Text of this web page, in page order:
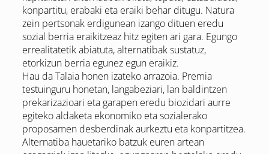
konpartitu, erabaki eta eraiki behar ditugu. Natura
zein pertsonak erdigunean izango dituen eredu
sozial berria eraikitzeaz hitz egiten ari gara. Egungo
errealitatetik abiatuta, alternatibak sustatuz,
etorkizun berria egunez egun eraikiz.
Hau da Talaia honen izateko arrazoia. Premia
testuinguru honetan, langabeziari, lan baldintzen
prekarizazioari eta garapen eredu biozidari aurre
egiteko aldaketa ekonomiko eta sozialerako
proposamen desberdinak aurkeztu eta konpartitzea.
Alternatiba hauetariko batzuk euren artean